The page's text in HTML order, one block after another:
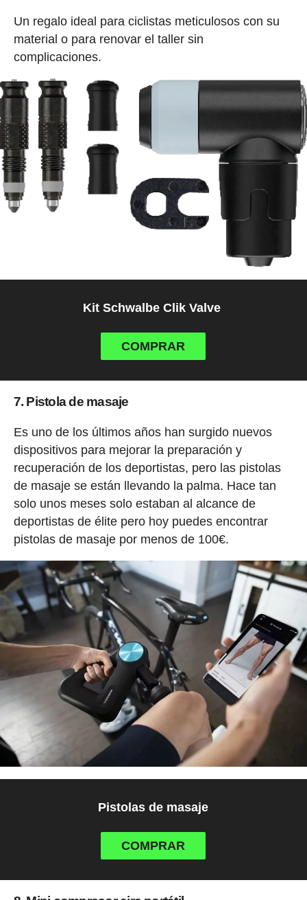
Un regalo ideal para ciclistas meticulosos con su
material o para renovar el taller sin
complicaciones.
Kit Schwalbe Clik Valve
COMPRAR
7. Pistola de masaje
Es uno de los últimos años han surgido nuevos
dispositivos para mejorar la preparación y
recuperación de los deportistas, pero las pistolas
de masaje se están llevando la palma. Hace tan
solo unos meses solo estaban al alcance de
deportistas de élite pero hoy puedes encontrar
pistolas de masaje por menos de 100€.
Pistolas de masaje
COMPRAR